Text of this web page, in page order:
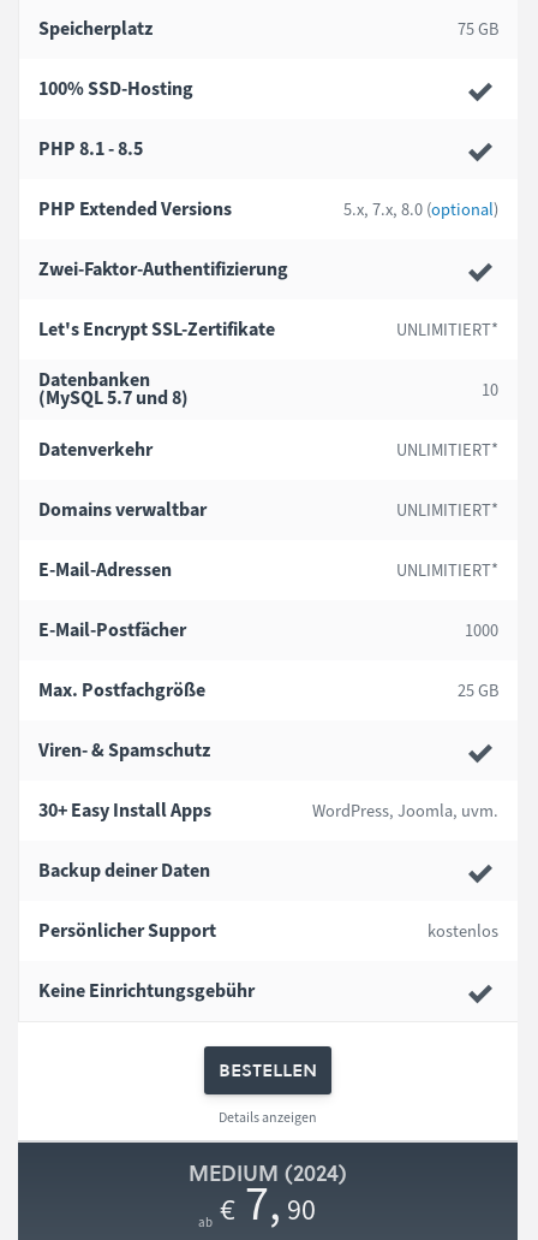
Speicherplatz 75 GB
100% SSD-Hosting
PHP 8.1 - 8.5
PHP Extended Versions 5.x, 7.x, 8.0 (optional)
Zwei-Faktor-Authentifizierung
Let's EncryptSSL-Zertifikate UNLIMITIERT*
Datenbanken
(MySQL 5.7 und 8) 10
Datenverkehr UNLIMITIERT*
Domains verwaltbar UNLIMITIERT*
E-Mail-Adressen UNLIMITIERT*
E-Mail-Postfächer 1000
Max. Postfachgröße 25 GB
Viren- & Spamschutz
30+ Easy Install Apps WordPress, Joomla, uvm.
Backup deiner Daten
Persönlicher Support kostenlos
Keine Einrichtungsgebühr
bestellen
Details anzeigen
MEDIUM (2024)
€ 7, 90